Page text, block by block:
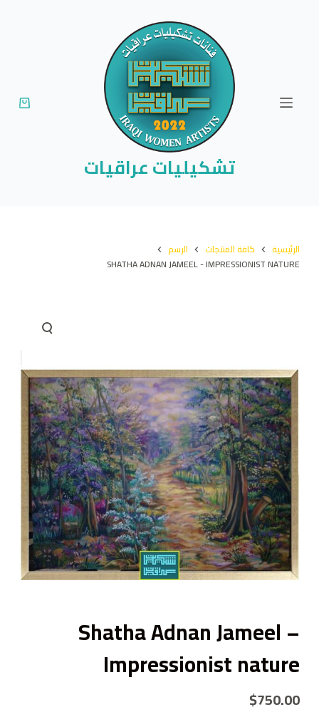
تشكيليات عراقيات
الرئيسية كافة المنتجات
الرسم
SHATHA ADNAN JAMEEL - IMPRESSIONIST NATURE
Shatha Adnan Jameel –
Impressionist nature
$750.00